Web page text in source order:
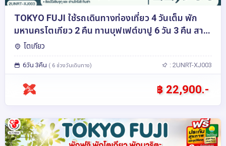
TOKYO FUJI ใช้รถเดินทางท่องเที่ยว 4 วันเต็ม พัก
มหานครโตเกียว 2 คืน ทานบุฟเฟต์ขาปู 6 วัน 3 คืน สาย
การบิน ไทยแอร์เอเชีย เอ็กซ์
โตเกียว
6วัน 3คืน ( 6 ช่วงวันเดินทาง) : 2UNRT-XJ003
฿ 22,900.-